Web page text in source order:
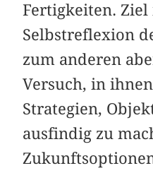
Fertigkeiten.
Selbstreflexion
zum anderen
Versuch, in
Strategien,
ausfindig zu